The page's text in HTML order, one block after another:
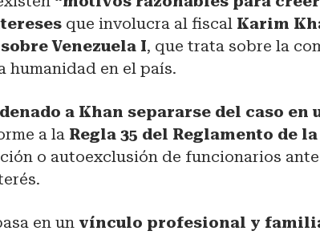
que involucra al fiscal Karim
Venezuela I, que trata sobre la
humanidad en el país.
a Khan separarse del caso en
a la Regla 35 del Reglamento de
o autoexclusión de funcionarios
en un vínculo profesional y